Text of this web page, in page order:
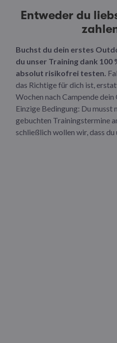
Entweder du
Buchst du dein erstes
du unser Training dank
absolut risikofrei testen.
das Richtige für dich ist,
Wochen nach Campende
Einzige Bedingung: Du musst
gebuchten Trainingstermine
schließlich wollen wir, dass